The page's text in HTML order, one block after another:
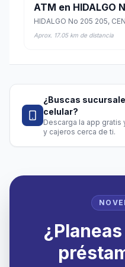
ATM en HIDALGO
HIDALGO No 205 205,
Aprox. 17.05 km de distancia
¿Buscas
celular?
Descarga la app gratis
y cajeros cerca de ti.